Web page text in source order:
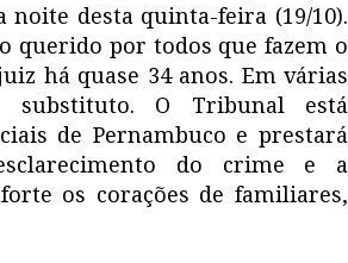
noite desta quinta-feira (19/10).
querido por todos que fazem o
há quase 34 anos. Em várias
substituto. O Tribunal está
de Pernambuco e prestará
do crime e a
os corações de familiares,